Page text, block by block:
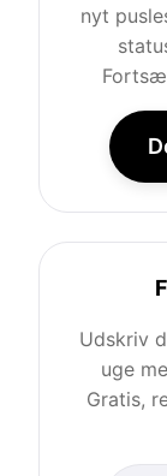
nyt
Udskriv
uge
Gratis,